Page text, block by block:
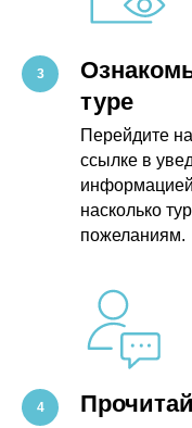
туре
Перейдите
ссылке в
насколько
пожеланиям.